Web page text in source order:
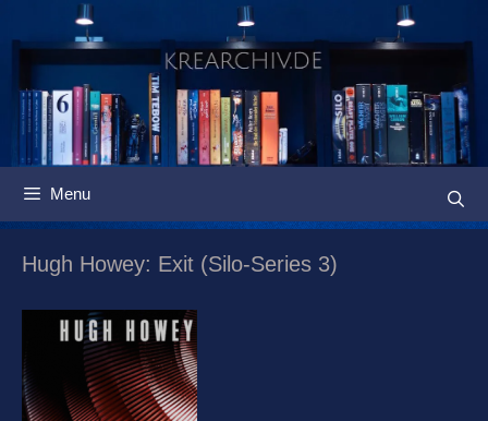
Menu
Hugh Howey: Exit (Silo-Series 3)